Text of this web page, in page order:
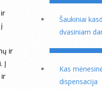
ir
Į
Šaukiniai
dvasiniam
Kas
dispensacija